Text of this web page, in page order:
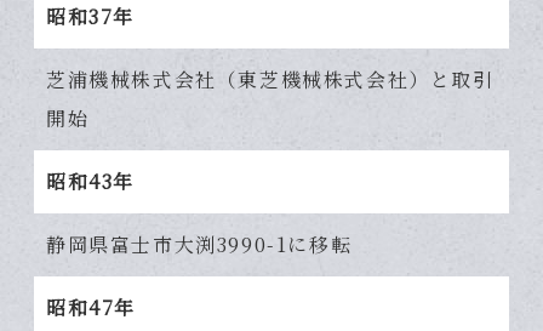
昭和37年
芝浦機械株式会社（東芝機械株式会社）と取引
開始
昭和43年
静岡県富士市大渕3990-1に移転
昭和47年